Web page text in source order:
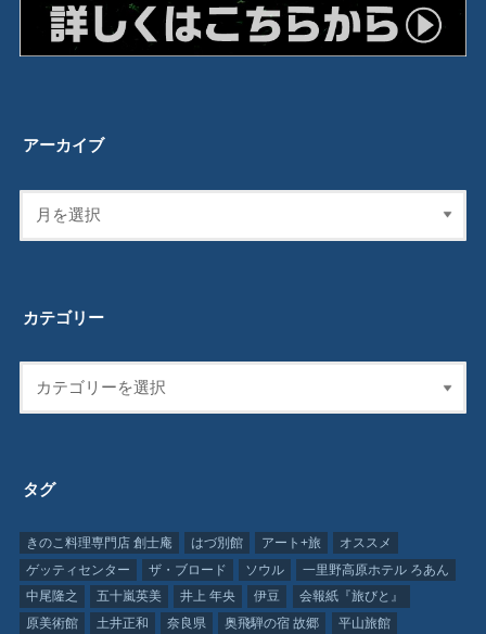
アーカイブ
カテゴリー
タグ
きのこ料理専門店 創士庵 はづ別館 アート+旅
オススメ
ゲッティセンター
ザ・ブロード ソウル
一里野高原ホテル ろあん
中尾隆之
五十嵐英美 井上 年央 伊豆
会報紙『旅びと』
原美術館
土井正和 奈良県 奥飛騨の宿 故郷
平山旅館